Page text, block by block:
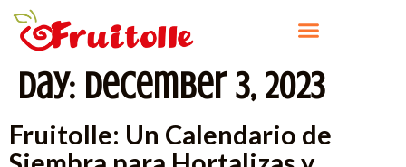
Day: December 3, 2023
Fruitolle: Un Calendario de